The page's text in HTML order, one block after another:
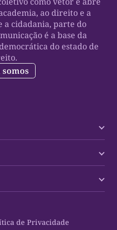
ao direito e a
a cidadania, parte do
é a base da
do estado de
somos
de Privacidade